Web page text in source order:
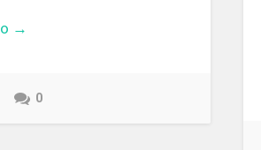
→
0